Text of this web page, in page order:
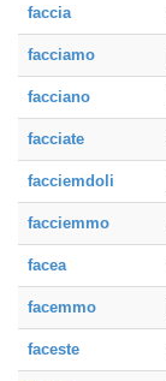
faccia
facciamo
facciano
facciate
facciemdoli
facciemmo
facea
facemmo
faceste